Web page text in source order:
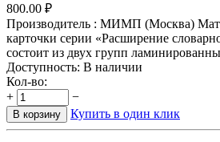
800.00 ₽
Производитель : МИМП (Москва)
карточки серии «Расширение
состоит из двух групп
Доступность: В наличии
Кол-во:
+
−
В корзину Купить в один клик